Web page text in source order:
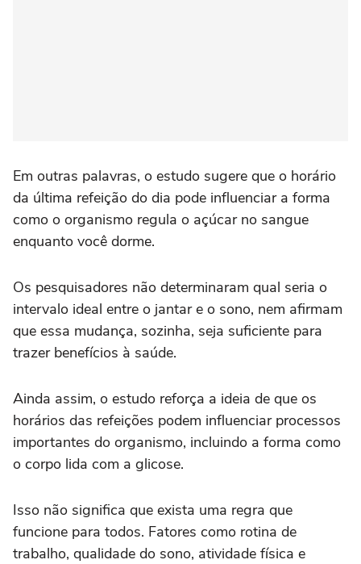
Em outras palavras, o estudo sugere que o horário
da última refeição do dia pode influenciar a forma
como o organismo regula o açúcar no sangue
enquanto você dorme.
Os pesquisadores não determinaram qual seria o
intervalo ideal entre o jantar e o sono, nem afirmam
que essa mudança, sozinha, seja suficiente para
trazer benefícios à saúde.
Ainda assim, o estudo reforça a ideia de que os
horários das refeições podem influenciar processos
importantes do organismo, incluindo a forma como
o corpo lida com a glicose.
Isso não significa que exista uma regra que
funcione para todos. Fatores como rotina de
trabalho, qualidade do sono, atividade física e